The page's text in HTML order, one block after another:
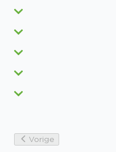
Vorige